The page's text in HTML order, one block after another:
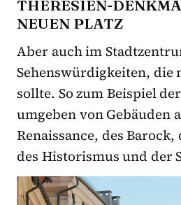
THERESIEN-
NEUEN PLATZ
Aber auch im
Sehenswürdigkeiten, die
sollte. So zum Beispiel
umgeben von Gebäuden
Renaissance, des Barock,
des Historismus und der